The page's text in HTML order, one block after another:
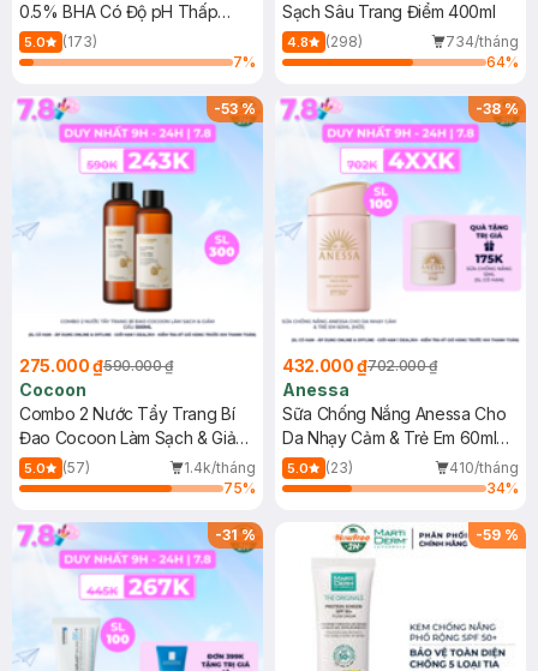
0.5% BHA Có Độ pH Thấp
150ml
5.0
(173)
7%
Sạch Sâu Trang Điểm 400ml
4.8 (298)
734/tháng
64%
-53%
275.000 ₫590.000 ₫
Cocoon
Combo 2 Nước Tẩy Trang Bí
Đao Cocoon Làm Sạch & Giảm
Dầu 500ml
5.0 (57)
1.4k/tháng
75%
-38%
432.000 ₫702.000 ₫
Anessa
Sữa Chống Nắng Anessa Cho
Da Nhạy Cảm & Trẻ Em 60ml
(Mới)
5.0 (23)
410/tháng
34%
-31% -59 %